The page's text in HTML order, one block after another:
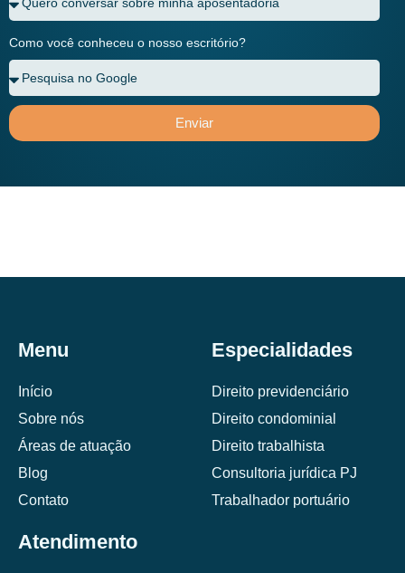
Como você conheceu o nosso escritório?
Enviar
Menu
Início
Sobre nós
Áreas de atuação
Blog
Contato
Especialidades
Direito previdenciário
Direito condominial
Direito trabalhista
Consultoria jurídica PJ
Trabalhador portuário
Atendimento